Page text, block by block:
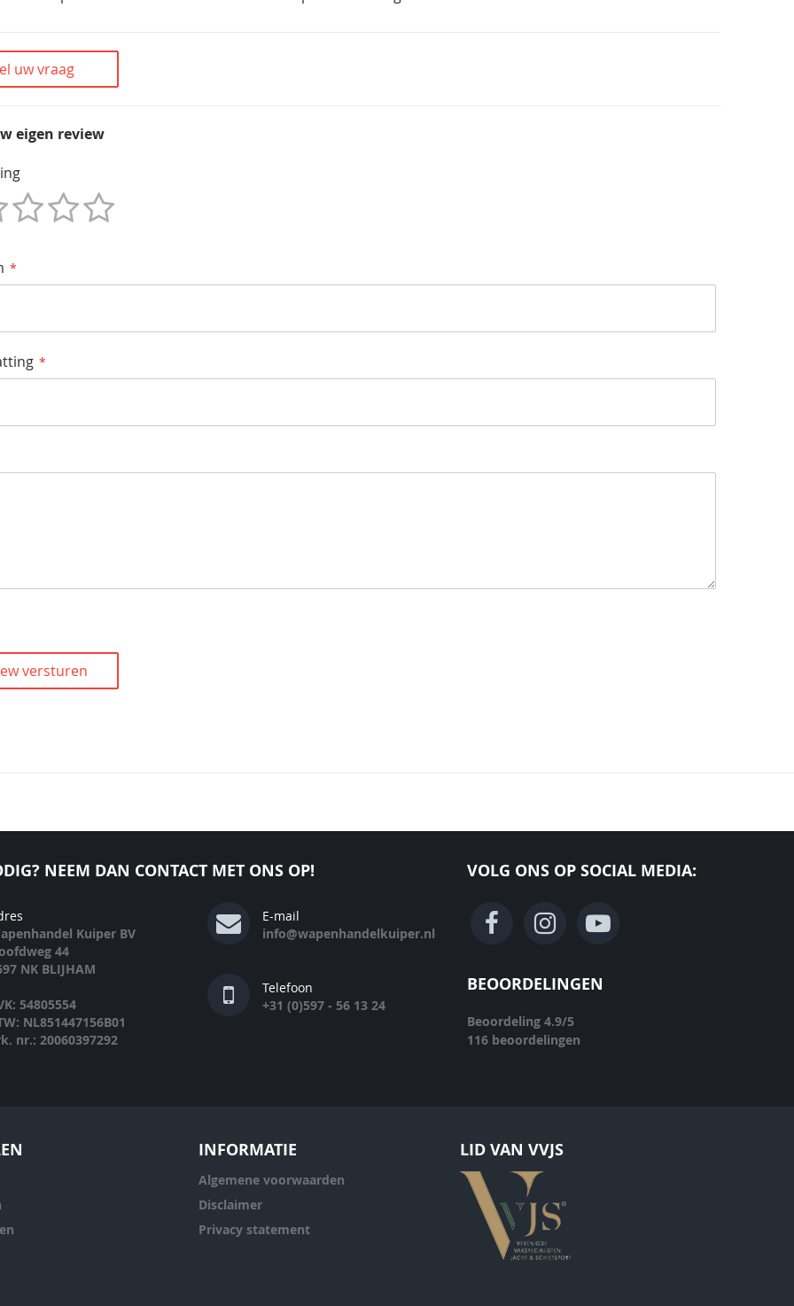
uw vraag
eigen review
versturen
NEEM DAN CONTACT MET ONS OP!
Kuiper BV
44
NK BLIJHAM
54805554
NL851447156B01
nr.: 20060397292
E-mail
info@wapenhandelkuiper.nl
Telefoon
+31 (0)597 - 56 13 24
VOLG ONS OP SOCIAL MEDIA:
BEOORDELINGEN
Beoordeling 4.9/5
116 beoordelingen
INFORMATIE
Algemene voorwaarden
Disclaimer
Privacy statement
LID VAN VVJS